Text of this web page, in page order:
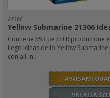
21306
Yellow Submarine 21306
Contiene 553 pezzi! Riproduzione
Lego Ideas dello Yellow
con all'in..
AVVISAMI
VAI ALLA